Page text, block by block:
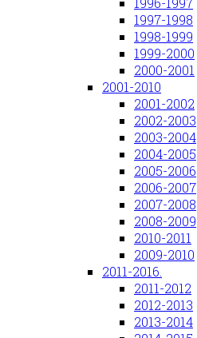
1997-1998
1998-1999
1999-2000
2000-2001
2001-2010
2001-2002
2002-2003
2003-2004
2004-2005
2005-2006
2006-2007
2007-2008
2008-2009
2010-2011
2009-2010
2011-2016.
2011-2012
2012-2013
2013-2014